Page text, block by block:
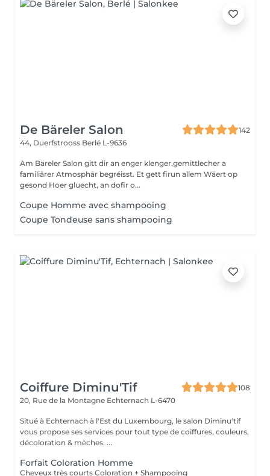
De Bäreler Salon
142
44, Duerfstrooss Berlé L-9636
Am Bäreler Salon gitt dir an enger klenger,gemittlecher a
familiärer Atmosphär begréisst. Et gett firun allem Wäert op
gesond Hoer gluecht, an dofir o...
Coupe Homme avec shampooing
Coupe Tondeuse sans shampooing
Coiffure Diminu'Tif
108
20, Rue de la Montagne Echternach L-6470
Situé à Echternach à l'Est du Luxembourg, le salon Diminu'tif
vous propose ses services pour tout type de coiffures, couleurs,
décoloration & mèches. ...
Forfait Coloration Homme
Cheveux très courts Coloration + Shampooing